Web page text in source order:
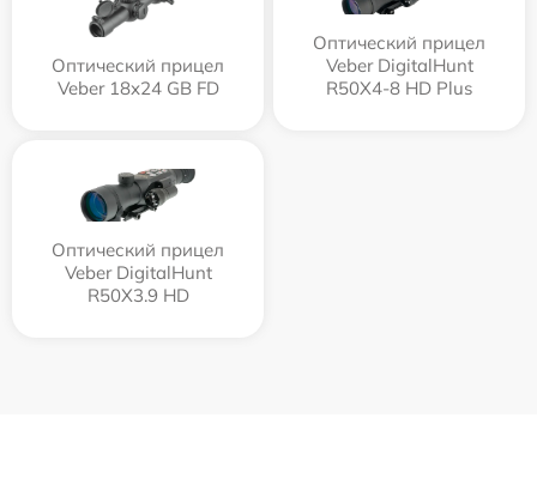
Оптический прицел
Veber 18x24 GB FD
Оптический прицел
Veber DigitalHunt
R50X4-8 HD Plus
Оптический прицел
Veber DigitalHunt
R50X3.9 HD